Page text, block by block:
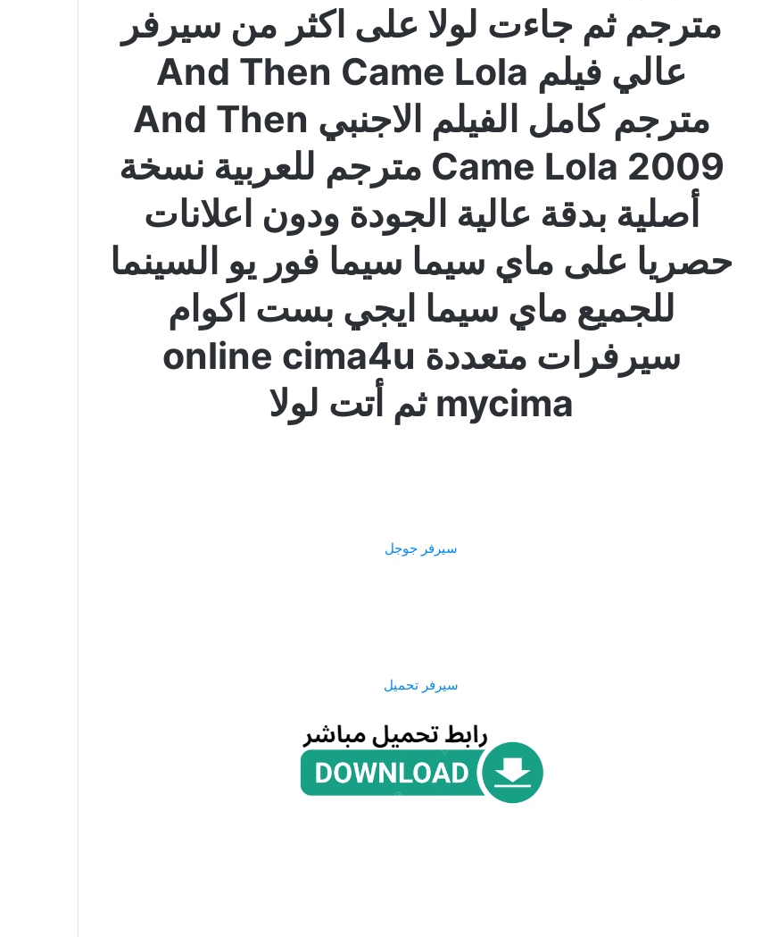
مترجم ثم جاءت لولا على اكثر من سيرفر
عالي فيلم And Then Came Lola
مترجم كامل الفيلم الاجنبي And Then
Came Lola 2009 مترجم للعربية نسخة
أصلية بدقة عالية الجودة ودون اعلانات
حصريا على ماي سيما سيما فور يو السينما
للجميع ماي سيما ايجي بست اكوام
سيرفرات متعددة online cima4u
mycima ثم أتت لولا
سيرفر جوجل
سيرفر تحميل